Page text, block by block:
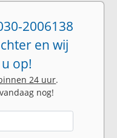
2006138
en wij
op!
24 uur.
nog!